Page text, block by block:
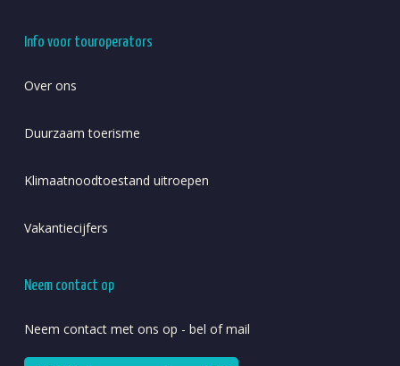
Info voor touroperators
Over ons
Duurzaam toerisme
Klimaatnoodtoestand uitroepen
Vakantiecijfers
Neem contact op
Neem contact met ons op - bel of mail